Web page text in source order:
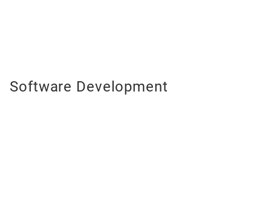
Software Development